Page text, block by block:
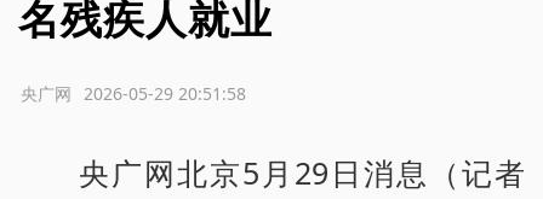
名残疾人就业
2026-05-29 20:51:58
央广网
央广网北京5月29日消息（记者